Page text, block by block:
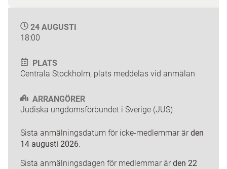
24 AUGUSTI
18:00
PLATS
Centrala Stockholm, plats meddelas vid anmälan
ARRANGÖRER
Judiska ungdomsförbundet i Sverige (JUS)
Sista anmälningsdatum för icke-medlemmar är den
14 augusti 2026.
Sista anmälningsdagen för medlemmar är den 22